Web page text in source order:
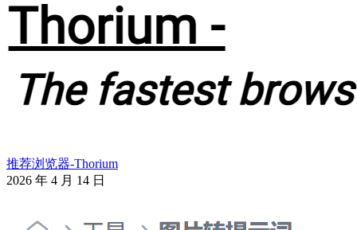
推荐浏览器-Thorium
2026 年 4 月 14 日